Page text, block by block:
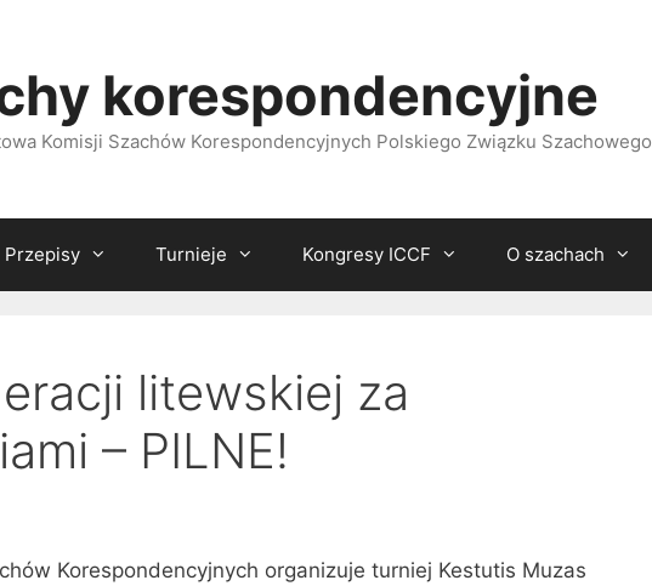
korespondencyjne
Komisji Szachów Korespondencyjnych Polskiego Związku Szachowego
Przepisy Turnieje Kongresy ICCF O szachach
litewskiej za
– PILNE!
Korespondencyjnych organizuje turniej Kestutis Muzas